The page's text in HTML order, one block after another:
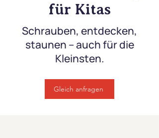
für Kitas
Schrauben, entdecken,
staunen – auch für die
Kleinsten.
Gleich anfragen